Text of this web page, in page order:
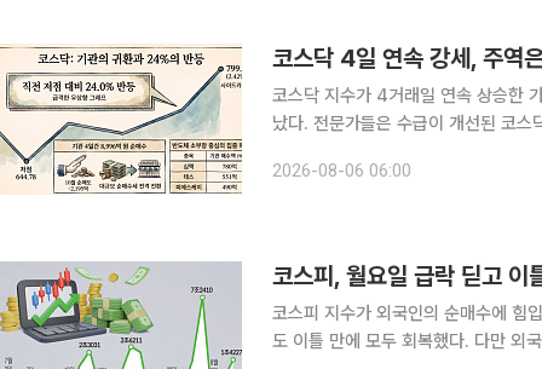
코스닥 4일 연속 강세, 주역
코스닥 지수가 4거래일 연속 상승한
났다. 전문가들은 수급이 개선된 코
에서 코스닥지수는 전 거래일 대비
2026-08-06 06:00
코스피, 월요일 급락 딛고
코스피 지수가 외국인의 순매수에 힘
도 이틀 만에 모두 회복했다. 다만 외